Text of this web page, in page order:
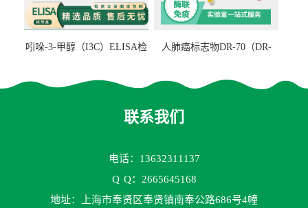
吲哚-3-甲醇（I3C）ELISA检
人肺癌标志物DR-70（DR-
联系我们
电话：13632311137
Q Q：2665645168
地址：上海市奉贤区奉贤镇南奉公路686号4幢